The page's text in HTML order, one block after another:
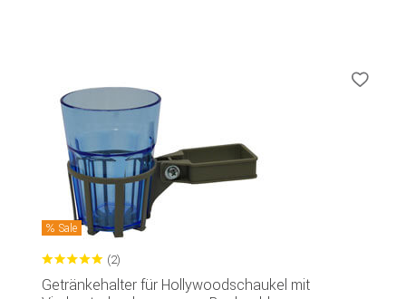
Sale
(2)
Getränkehalter für Hollywoodschaukel mit